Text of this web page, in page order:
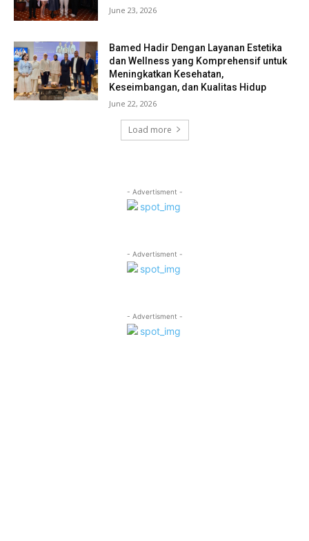
June 23, 2026
Bamed Hadir Dengan Layanan Estetika
dan Wellness yang Komprehensif untuk
Meningkatkan Kesehatan,
Keseimbangan, dan Kualitas Hidup
June 22, 2026
Load more
- Advertisment -
- Advertisment -
- Advertisment -